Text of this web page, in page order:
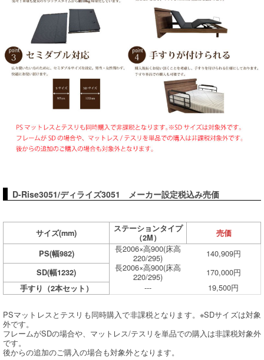
D-Rise3051/ディライズ3051 メーカー設定税込み売価
サイズ(mm)
ステーションタイプ
（2M）
売価
PS(幅982)
長2006×高900(床高
220/295)
140,909円
SD(幅1232)
長2006×高900(床高
220/295)
170,000円
手すり（2本セット） --- 19,500円
PSマットレスとテスリも同時購入で非課税となります。※SDサイズは対象
外です。
フレームがSDの場合や、マットレス/テスリを単品での購入は非課税対象外
です。
後からの追加のご購入の場合も対象外となります。